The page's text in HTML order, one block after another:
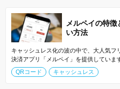
メルペイの特
い方法
キャッシュレス化の波の中で、大人気フ
決済アプリ「メルペイ」を提供していま
QRコード
キャッシュレス